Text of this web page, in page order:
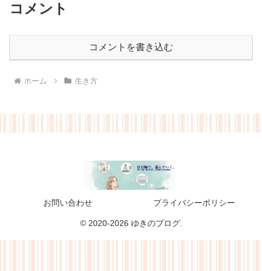
コメント
コメントを書き込む
ホーム 生き方
お問い合わせ プライバシーポリシー
© 2020-2026 ゆきのブログ.